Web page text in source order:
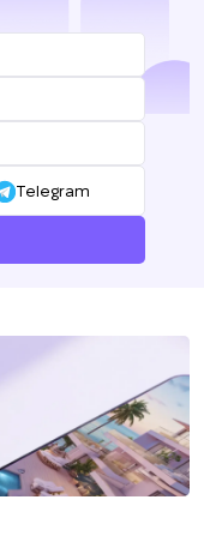
Telegram